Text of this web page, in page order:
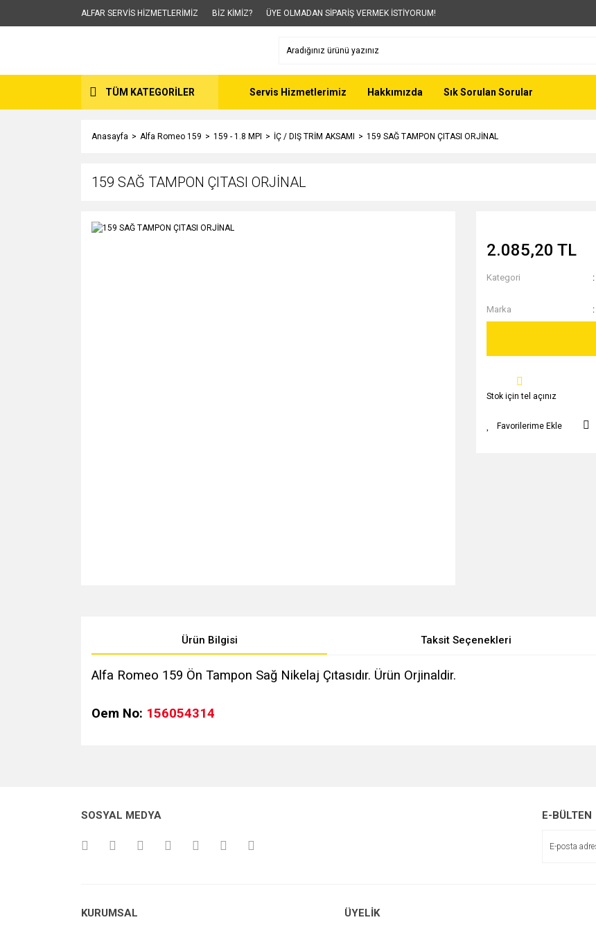
ALFAR SERVİS HİZMETLERİMİZ BİZ KİMİZ? ÜYE OLMADAN SİPARİŞ VERMEK İSTİYORUM!
TÜM KATEGORİLER Servis Hizmetlerimiz Hakkımızda Sık Sorulan Sorular
Anasayfa Alfa Romeo 159 159 - 1.8 MPI İÇ / DIŞ TRİM AKSAMI 159 SAĞ TAMPON ÇITASI ORJİNAL
159 SAĞ TAMPON ÇITASI ORJİNAL
2.085,20 TL
Kategori
Marka
Stok için tel açınız
Ürün Bilgisi Taksit Seçenekleri
Alfa Romeo 159 Ön Tampon Sağ Nikelaj Çıtasıdır. Ürün Orjinaldir.
Oem No: 156054314
Ürün açıklamasında eksik bilgiler bulunuyor.
SOSYAL MEDYA E-BÜLTEN
KURUMSAL ÜYELİK